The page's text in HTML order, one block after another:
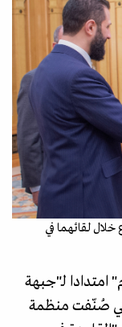
خلال لقائهما في
امتدادا لـ"جبهة
صُنّفت منظمة